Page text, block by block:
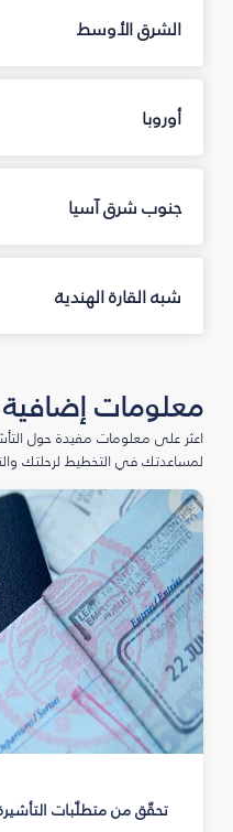
الشرق الأوسط
أوروبا
جنوب شرق آسيا
شبه القارة الهندية
معلومات إضافية
اعثر على معلومات مفيدة حول
لمساعدتك في التخطيط لرحلتك
تحقّق من متطلّبات